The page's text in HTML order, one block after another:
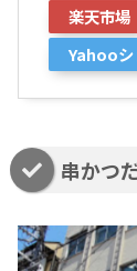
楽天市場
Yahooシ
串かつ